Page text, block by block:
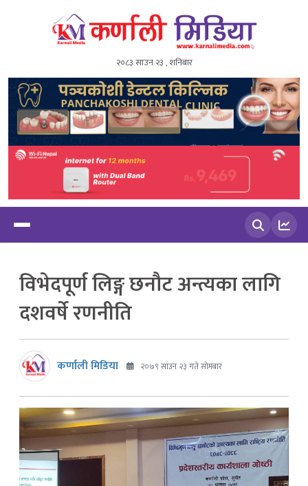
२०८३ साउन २३ , शनिबार
विभेदपूर्ण लिङ्ग छनौट अन्त्यका लागि
दशवर्षे रणनीति
कर्णाली मिडिया २०७९ साउन २३ गते सोमबार